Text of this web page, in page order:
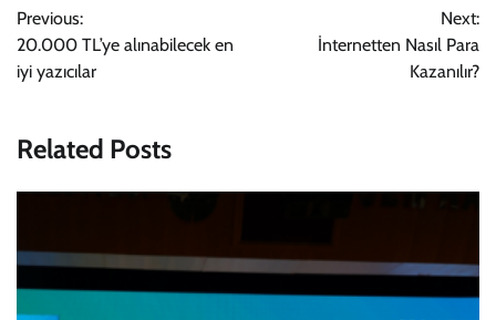
gezinmesi
Previous:
20.000 TL’ye alınabilecek en
iyi yazıcılar
Next:
İnternetten Nasıl Para
Kazanılır?
Related Posts